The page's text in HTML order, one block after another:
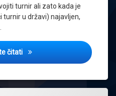
turnir ali zato kada je
turnir u državi) najavljen,
čitati Winter Challenge Report –